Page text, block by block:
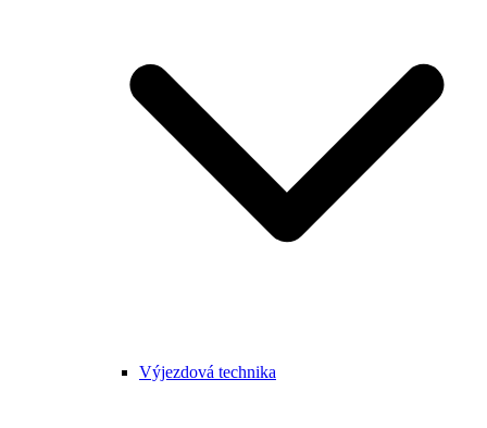
Výjezdová technika